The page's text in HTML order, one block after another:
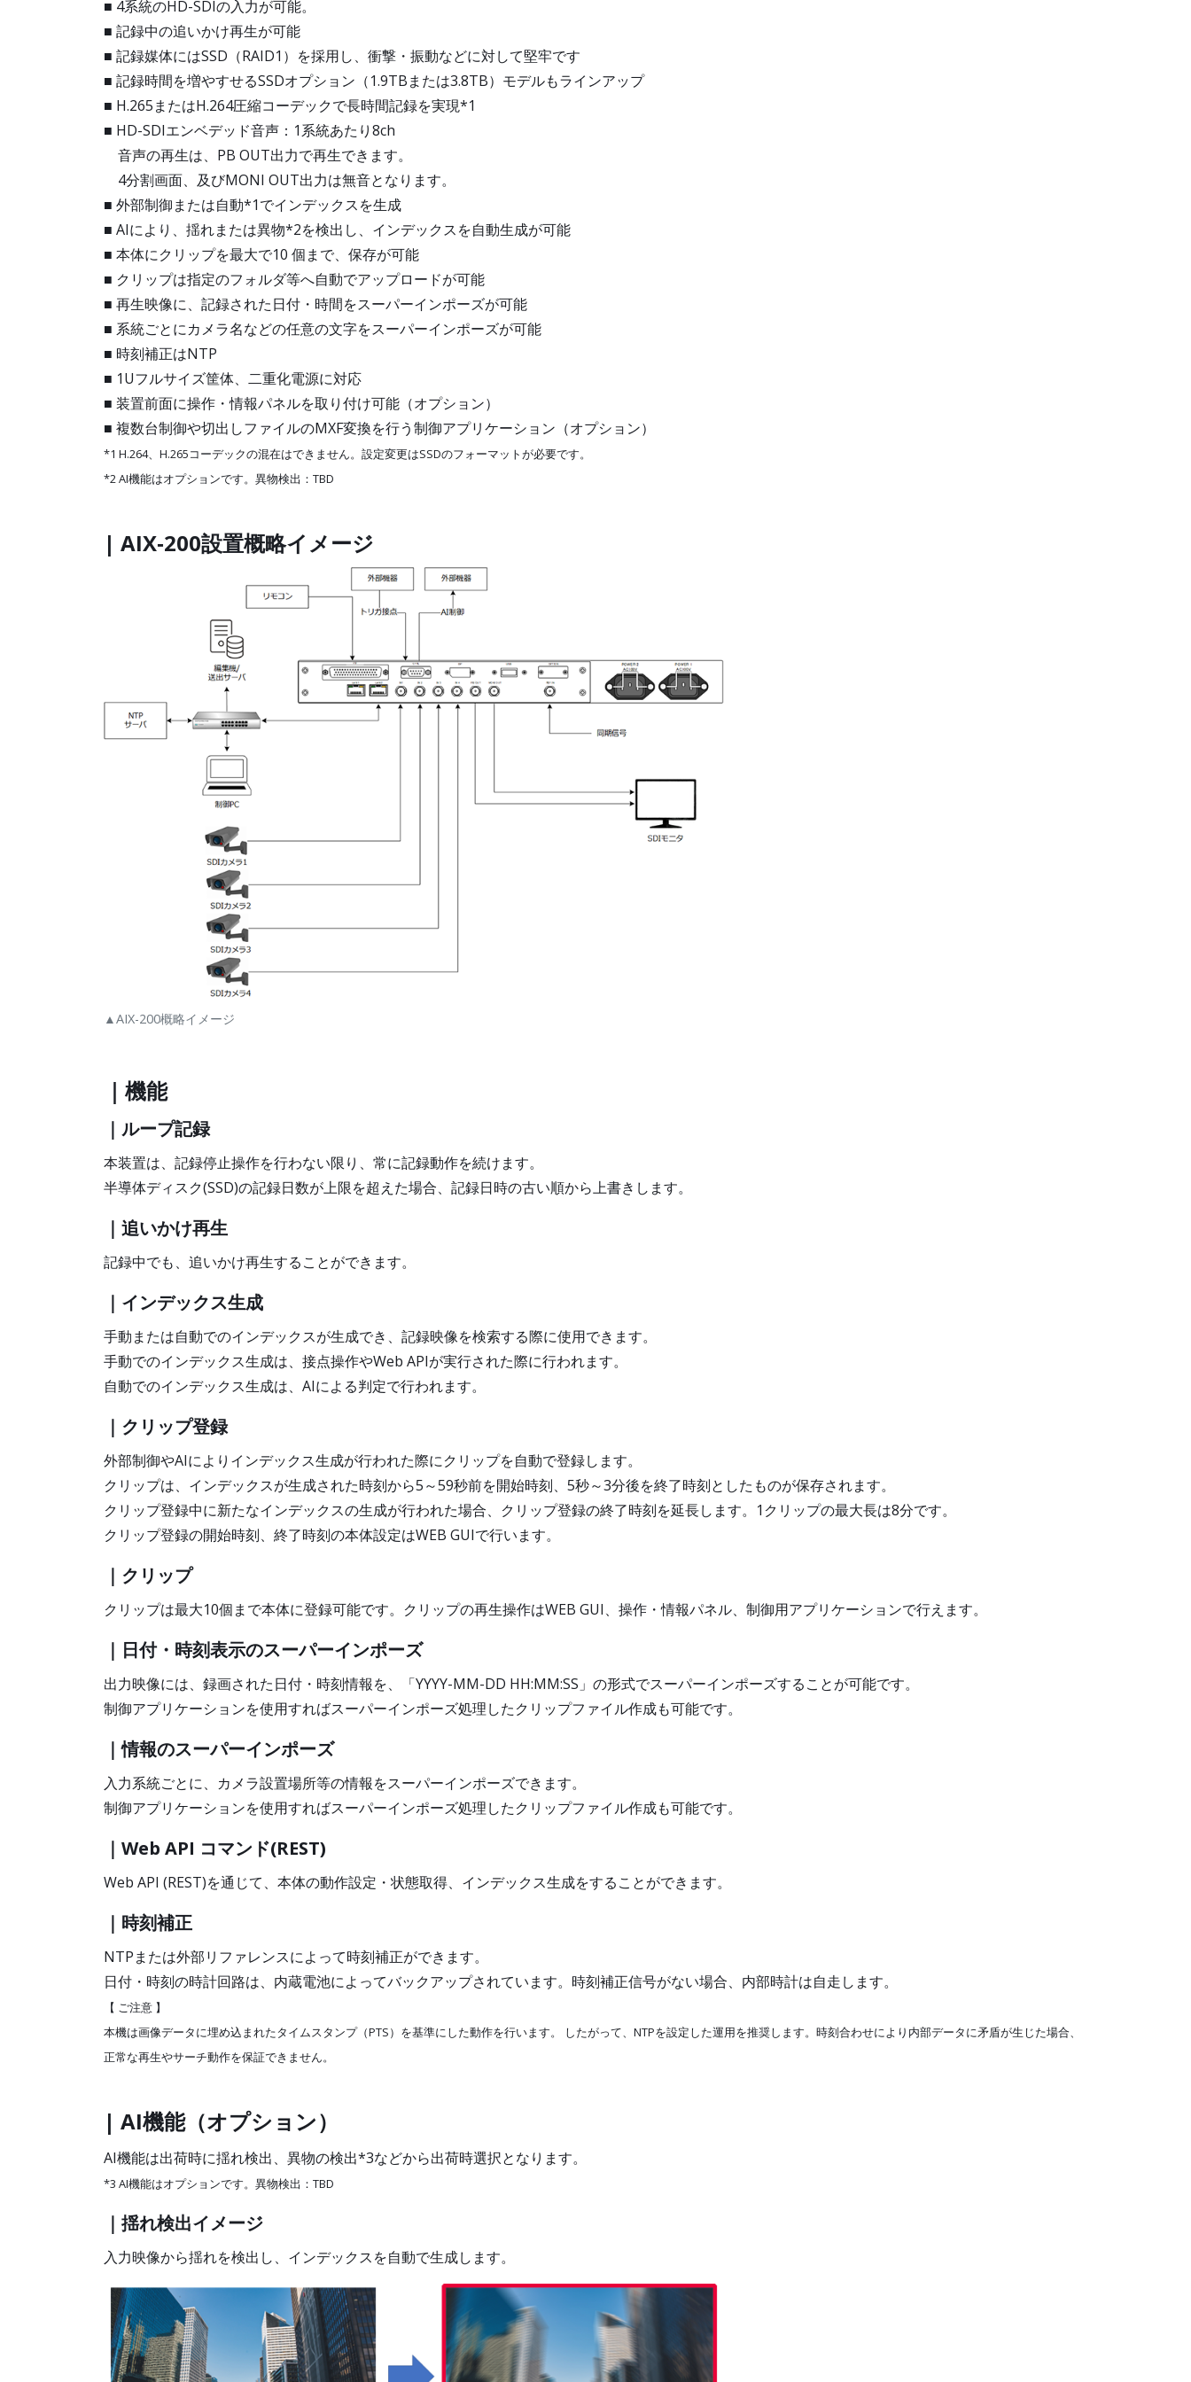
■ 4系統のHD-SDIの入力が可能。
■ 記録中の追いかけ再生が可能
■ 記録媒体にはSSD（RAID1）を採用し、衝撃・振動などに対して堅牢です
■ 記録時間を増やすせるSSDオプション（1.9TBまたは3.8TB）モデルもラインアップ
■ H.265またはH.264圧縮コーデックで長時間記録を実現*1
■ HD-SDIエンベデッド音声：1系統あたり8ch
音声の再生は、PB OUT出力で再生できます。
4分割画面、及びMONI OUT出力は無音となります。
■ 外部制御または自動*1でインデックスを生成
■ AIにより、揺れまたは異物*2を検出し、インデックスを自動生成が可能
■ 本体にクリップを最大で10 個まで、保存が可能
■ クリップは指定のフォルダ等へ自動でアップロードが可能
■ 再生映像に、記録された日付・時間をスーパーインポーズが可能
■ 系統ごとにカメラ名などの任意の文字をスーパーインポーズが可能
■ 時刻補正はNTP
■ 1Uフルサイズ筐体、二重化電源に対応
■ 装置前面に操作・情報パネルを取り付け可能（オプション）
■ 複数台制御や切出しファイルのMXF変換を行う制御アプリケーション（オプション）
*1 H.264、H.265コーデックの混在はできません。設定変更はSSDのフォーマットが必要です。
*2 AI機能はオプションです。異物検出：TBD
| AIX‐200設置概略イメージ
▲AIX-200概略イメージ
｜機能
｜ループ記録
本装置は、記録停止操作を行わない限り、常に記録動作を続けます。
半導体ディスク(SSD)の記録日数が上限を超えた場合、記録日時の古い順から上書きします。
｜追いかけ再生
記録中でも、追いかけ再生することができます。
｜インデックス生成
手動または自動でのインデックスが生成でき、記録映像を検索する際に使用できます。
手動でのインデックス生成は、接点操作やWeb APIが実行された際に行われます。
自動でのインデックス生成は、AIによる判定で行われます。
｜クリップ登録
外部制御やAIによりインデックス生成が行われた際にクリップを自動で登録します。
クリップは、インデックスが生成された時刻から5～59秒前を開始時刻、5秒～3分後を終了時刻としたものが保存されます。
クリップ登録中に新たなインデックスの生成が行われた場合、クリップ登録の終了時刻を延長します。1クリップの最大長は8分です。
クリップ登録の開始時刻、終了時刻の本体設定はWEB GUIで行います。
｜クリップ
クリップは最大10個まで本体に登録可能です。クリップの再生操作はWEB GUI、操作・情報パネル、制御用アプリケーションで行えます。
｜日付・時刻表示のスーパーインポーズ
出力映像には、録画された日付・時刻情報を、「YYYY-MM-DD HH:MM:SS」の形式でスーパーインポーズすることが可能です。
制御アプリケーションを使用すればスーパーインポーズ処理したクリップファイル作成も可能です。
｜情報のスーパーインポーズ
入力系統ごとに、カメラ設置場所等の情報をスーパーインポーズできます。
制御アプリケーションを使用すればスーパーインポーズ処理したクリップファイル作成も可能です。
｜Web API コマンド(REST)
Web API (REST)を通じて、本体の動作設定・状態取得、インデックス生成をすることができます。
｜時刻補正
NTPまたは外部リファレンスによって時刻補正ができます。
日付・時刻の時計回路は、内蔵電池によってバックアップされています。時刻補正信号がない場合、内部時計は自走します。
【 ご注意 】
本機は画像データに埋め込まれたタイムスタンプ（PTS）を基準にした動作を行います。 したがって、NTPを設定した運用を推奨します。時刻合わせにより内部データに矛盾が生じた場合、
正常な再生やサーチ動作を保証できません。
| AI機能（オプション）
AI機能は出荷時に揺れ検出、異物の検出*3などから出荷時選択となります。
*3 AI機能はオプションです。異物検出：TBD
｜揺れ検出イメージ
入力映像から揺れを検出し、インデックスを自動で生成します。